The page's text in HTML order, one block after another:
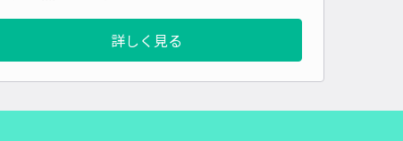
詳しく見る